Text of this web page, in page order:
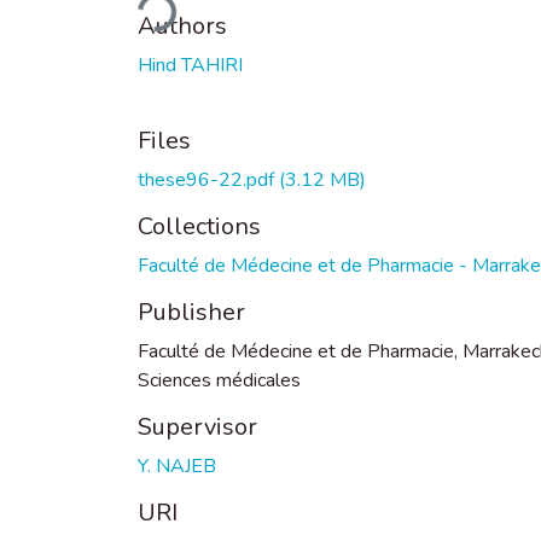
Authors
Hind TAHIRI
Files
these96-22.pdf(3.12 MB)
Collections
Faculté de Médecine et de Pharmacie -
Publisher
Faculté de Médecine et de Pharmacie,
Sciences médicales
Supervisor
Y. NAJEB
URI